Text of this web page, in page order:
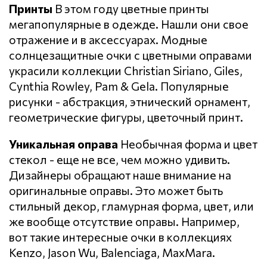
Принты В этом году цветные принты
мегапопулярные в одежде. Нашли они свое
отражение и в аксессуарах. Модные
солнцезащитные очки с цветными оправами
украсили коллекции Christian Siriano, Giles,
Cynthia Rowley, Pam & Gela. Популярные
рисунки - абстракция, этнический орнамент,
геометрические фигуры, цветочный принт.
Уникальная оправа Необычная форма и цвет
стекол - еще не все, чем можно удивить.
Дизайнеры обращают наше внимание на
оригинальные оправы. Это может быть
стильный декор, гламурная форма, цвет, или
же вообще отсутствие оправы. Например,
вот такие интересные очки в коллекциях
Kenzo, Jason Wu, Balenciaga, MaxMara.